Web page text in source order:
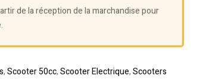
de la réception de la marchandise pour
,Scooter 50cc,Scooter Electrique,Scooters